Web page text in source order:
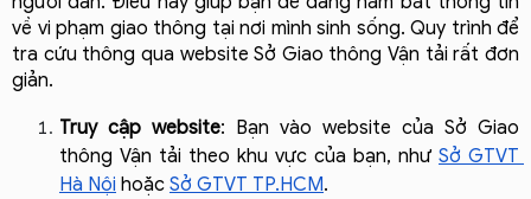
về vi phạm giao thông tại nơi mình sinh sống. Quy trình để
tra cứu thông qua website Sở Giao thông Vận tải rất đơn
giản.
Truy cập website: Bạn vào website của Sở Giao
thông Vận tải theo khu vực của bạn, như Sở GTVT
Hà Nội hoặc Sở GTVT TP.HCM.